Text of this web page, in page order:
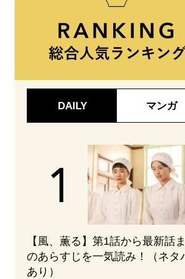
DAILY マンガ
【風、薫る】第1話から最新話
のあらすじを一気読み！（ネタ
あり）